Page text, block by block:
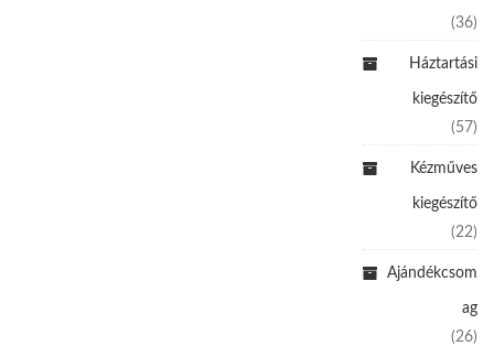
(36)
Háztartási
kiegészítő
(57)
Kézműves
kiegészítő
(22)
Ajándékcsom
ag
(26)